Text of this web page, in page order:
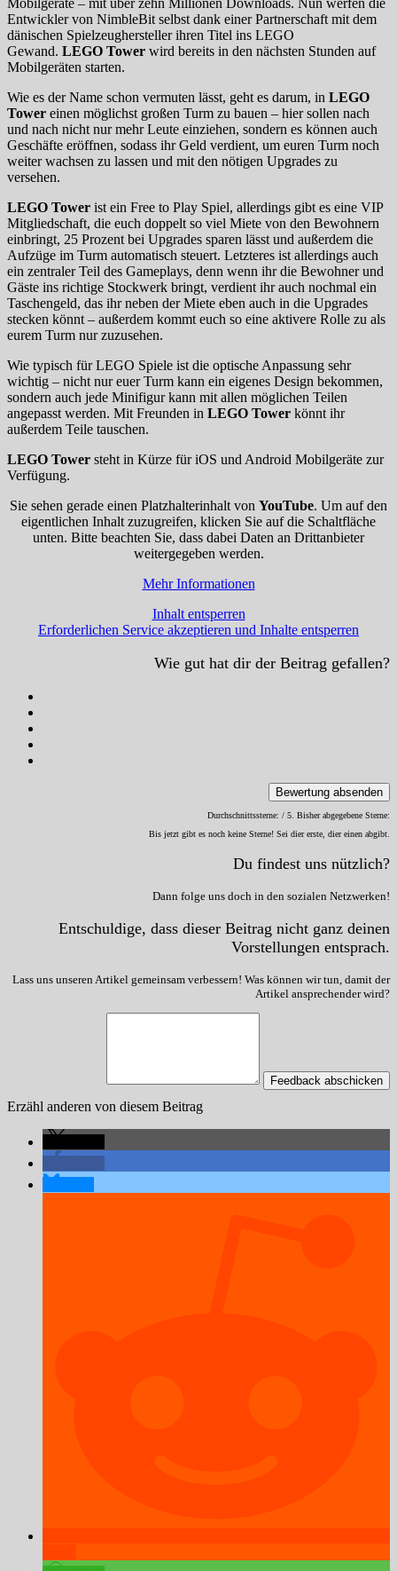
Mobilgeräte – mit über zehn Millionen Downloads. Nun werfen die
Entwickler von NimbleBit selbst dank einer Partnerschaft mit dem
dänischen Spielzeughersteller ihren Titel ins LEGO
Gewand. LEGO Tower wird bereits in den nächsten Stunden auf
Mobilgeräten starten.
Wie es der Name schon vermuten lässt, geht es darum, in LEGO
Tower einen möglichst großen Turm zu bauen – hier sollen nach
und nach nicht nur mehr Leute einziehen, sondern es können auch
Geschäfte eröffnen, sodass ihr Geld verdient, um euren Turm noch
weiter wachsen zu lassen und mit den nötigen Upgrades zu
versehen.
LEGO Tower ist ein Free to Play Spiel, allerdings gibt es eine VIP
Mitgliedschaft, die euch doppelt so viel Miete von den Bewohnern
einbringt, 25 Prozent bei Upgrades sparen lässt und außerdem die
Aufzüge im Turm automatisch steuert. Letzteres ist allerdings auch
ein zentraler Teil des Gameplays, denn wenn ihr die Bewohner und
Gäste ins richtige Stockwerk bringt, verdient ihr auch nochmal ein
Taschengeld, das ihr neben der Miete eben auch in die Upgrades
stecken könnt – außerdem kommt euch so eine aktivere Rolle zu als
eurem Turm nur zuzusehen.
Wie typisch für LEGO Spiele ist die optische Anpassung sehr
wichtig – nicht nur euer Turm kann ein eigenes Design bekommen,
sondern auch jede Minifigur kann mit allen möglichen Teilen
angepasst werden. Mit Freunden in LEGO Tower könnt ihr
außerdem Teile tauschen.
LEGO Tower steht in Kürze für iOS und Android Mobilgeräte zur
Verfügung.
Sie sehen gerade einen Platzhalterinhalt von YouTube. Um auf den
eigentlichen Inhalt zuzugreifen, klicken Sie auf die Schaltfläche
unten. Bitte beachten Sie, dass dabei Daten an Drittanbieter
weitergegeben werden.
Mehr Informationen
Inhalt entsperren
Erforderlichen Service akzeptieren und Inhalte entsperren
Wie gut hat dir der Beitrag gefallen?
Bewertung absenden
Durchschnittssterne: / 5. Bisher abgegebene Sterne:
Bis jetzt gibt es noch keine Sterne! Sei dier erste, dier einen abgibt.
Du findest uns nützlich?
Dann folge uns doch in den sozialen Netzwerken!
Entschuldige, dass dieser Beitrag nicht ganz deinen
Vorstellungen entsprach.
Lass uns unseren Artikel gemeinsam verbessern! Was können wir tun, damit der
Artikel ansprechender wird?
Feedback abschicken
Erzähl anderen von diesem Beitrag